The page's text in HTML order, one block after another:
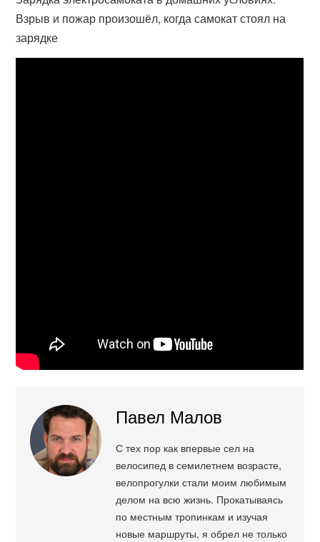
Взрыв и пожар произошёл, когда самокат стоял на
зарядке
Павел Малов
С тех пор как впервые сел на
велосипед в семилетнем возрасте,
велопрогулки стали моим любимым
делом на всю жизнь. Прокатываясь
по местным тропинкам и изучая
новые маршруты, я обрел не только